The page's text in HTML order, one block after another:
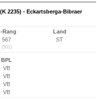
2235) - Eckartsberga-Bibraer
Rang
567
(501)
Land
ST
BPL
VB
VB
VB
VB